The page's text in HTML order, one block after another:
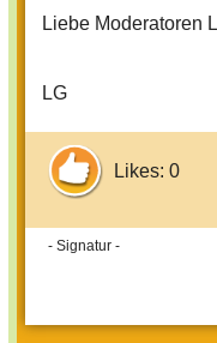
Liebe Moderatoren
LG
Likes: 0
- Signatur -